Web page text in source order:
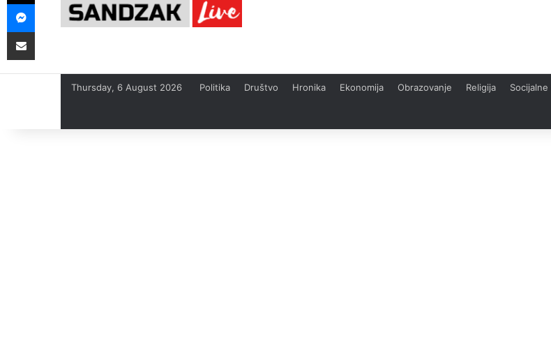
Thursday, 6 August 2026 Politika Društvo Hronika Ekonomija Obrazovanje Religija
Messenger
Pošalji preko E-Maila